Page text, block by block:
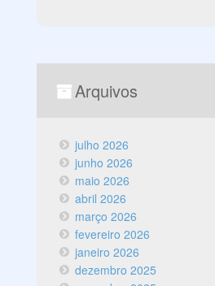
Arquivos
julho 2026
junho 2026
maio 2026
abril 2026
março 2026
fevereiro 2026
janeiro 2026
dezembro 2025